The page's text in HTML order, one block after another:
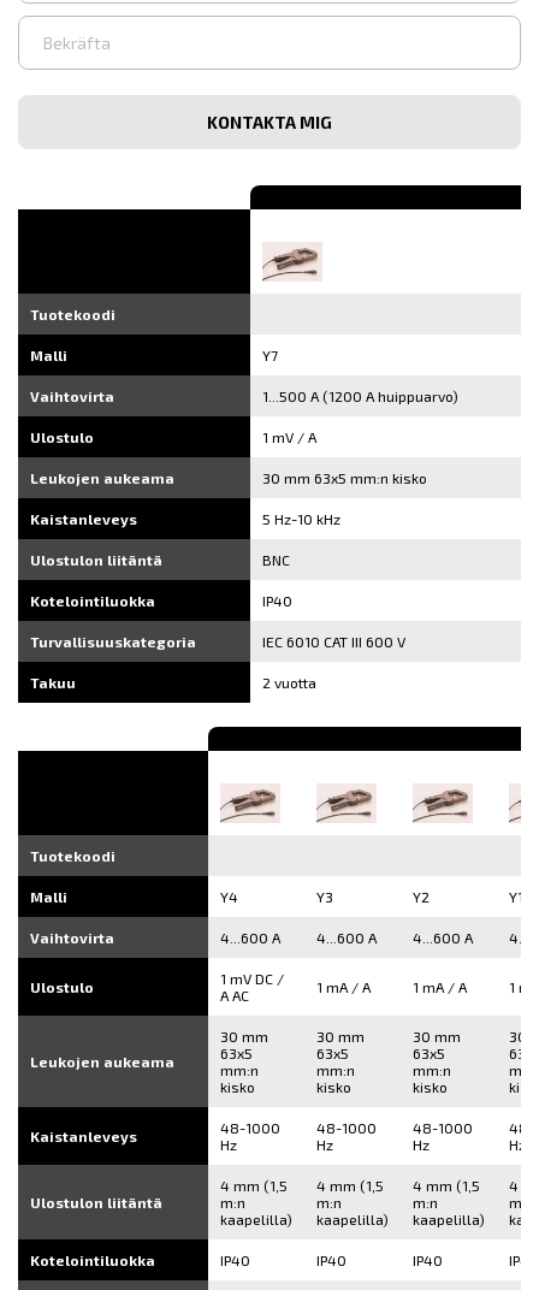
Syötä
sähköpostiosoite
Vahvista
Tuotekoodi
Malli Y7
Vaihtovirta 1...500 A (1200 A huippuarvo)
Ulostulo 1 mV / A
Leukojen aukeama 30 mm 63x5 mm:n kisko
Kaistanleveys 5 Hz-10 kHz
Ulostulon liitäntä BNC
Kotelointiluokka IP40
Turvallisuuskategoria IEC 6010 CAT III 600 V
Takuu 2 vuotta
Tuotekoodi
Malli Y4 Y3 Y2 Y1
Vaihtovirta 4...600 A 4...600 A 4...600 A
Ulostulo
1 mV DC /
A AC
1 mA / A 1 mA / A 1
Leukojen aukeama
30 mm
63x5
mm:n
kisko
30 mm
63x5
mm:n
kisko
30 mm
63x5
mm:n
kisko
30
Kaistanleveys
48-1000
Hz
48-1000
Hz
48-1000
Hz
48-
Hz
Ulostulon liitäntä
4 mm (1,5
m:n
kaapelilla)
4 mm (1,5
m:n
kaapelilla)
4 mm (1,5
m:n
kaapelilla)
4
m:n
Kotelointiluokka IP40 IP40 IP40 IP40